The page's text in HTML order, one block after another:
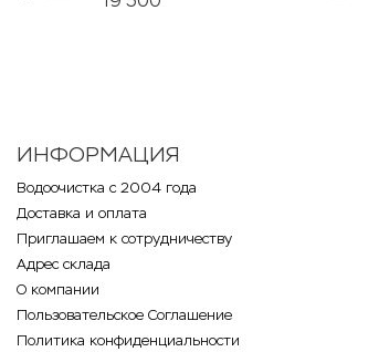
ИНФОРМАЦИЯ
Водоочистка с 2004 года
Доставка и оплата
Приглашаем к сотрудничеству
Адрес склада
О компании
Пользовательское Соглашение
Политика конфиденциальности